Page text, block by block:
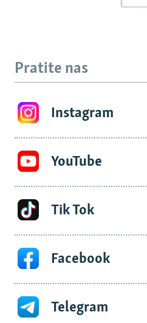
Pratite nas
Instagram
YouTube
Tik Tok
Facebook
Telegram